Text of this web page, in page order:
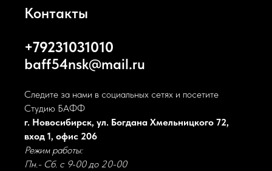
Контакты
+79231031010
baff54nsk@mail.ru
Следите за нами в социальных сетях и посетите
Студию БАФФ
г. Новосибирск, ул. Богдана Хмельницкого 72,
вход 1, офис 206
Режим работы:
Пн.- Сб. с 9-00 до 20-00